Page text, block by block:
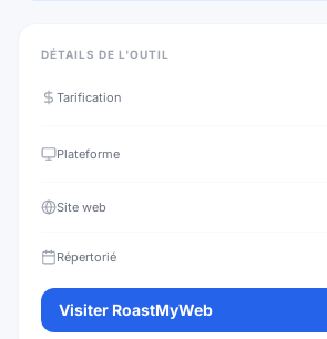
DÉTAILS DE L'OUTIL
Tarification
Plateforme
Site web
Répertorié
Visiter RoastMyWeb